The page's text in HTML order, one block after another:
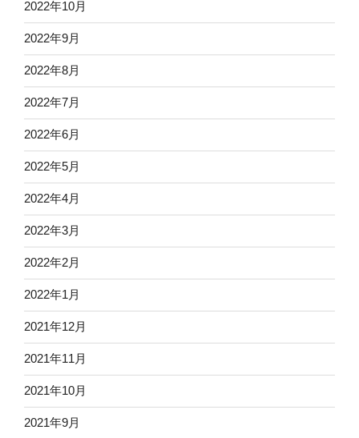
2022年10月
2022年9月
2022年8月
2022年7月
2022年6月
2022年5月
2022年4月
2022年3月
2022年2月
2022年1月
2021年12月
2021年11月
2021年10月
2021年9月